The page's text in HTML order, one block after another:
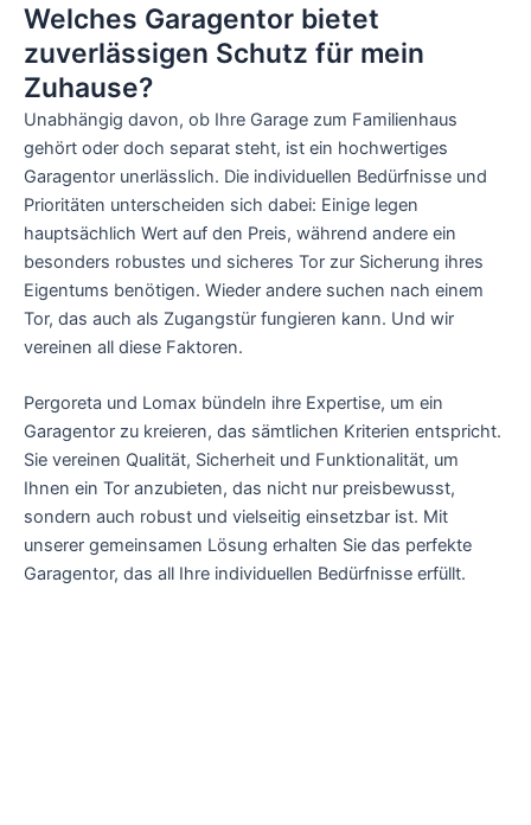
Welches Garagentor bietet
zuverlässigen Schutz für mein
Zuhause?
Unabhängig davon, ob Ihre Garage zum Familienhaus
gehört oder doch separat steht, ist ein hochwertiges
Garagentor unerlässlich. Die individuellen Bedürfnisse und
Prioritäten unterscheiden sich dabei: Einige legen
hauptsächlich Wert auf den Preis, während andere ein
besonders robustes und sicheres Tor zur Sicherung ihres
Eigentums benötigen. Wieder andere suchen nach einem
Tor, das auch als Zugangstür fungieren kann. Und wir
vereinen all diese Faktoren.
Pergoreta und Lomax bündeln ihre Expertise, um ein
Garagentor zu kreieren, das sämtlichen Kriterien entspricht.
Sie vereinen Qualität, Sicherheit und Funktionalität, um
Ihnen ein Tor anzubieten, das nicht nur preisbewusst,
sondern auch robust und vielseitig einsetzbar ist. Mit
unserer gemeinsamen Lösung erhalten Sie das perfekte
Garagentor, das all Ihre individuellen Bedürfnisse erfüllt.